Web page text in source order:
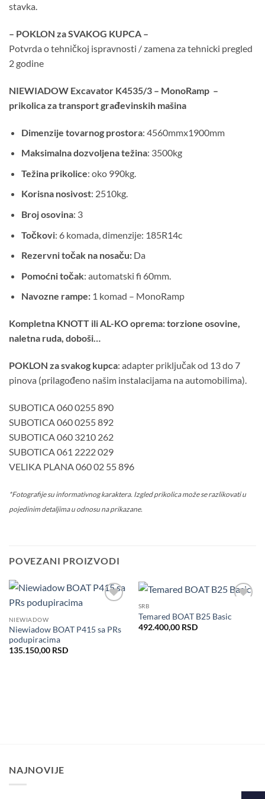
stavka.
– POKLON za SVAKOG KUPCA –
Potvrda o tehničkoj ispravnosti / zamena za tehnicki pregled
2 godine
NIEWIADOW Excavator K4535/3 – MonoRamp –
prikolica za transport građevinskih mašina
Dimenzije tovarnog prostora: 4560mmx1900mm
Maksimalna dozvoljena težina: 3500kg
Težina prikolice: oko 990kg.
Korisna nosivost: 2510kg.
Broj osovina: 3
Točkovi: 6 komada, dimenzije: 185R14c
Rezervni točak na nosaču:Da
Pomoćni točak: automatski fi 60mm.
Navozne rampe: 1 komad – MonoRamp
Kompletna KNOTT ili AL-KO oprema: torzione osovine,
naletna ruda, doboši…
POKLON za svakog kupca: adapter priključak od 13 do 7
pinova (prilagođeno našim instalacijama na automobilima).
SUBOTICA 060 0255 890
SUBOTICA 060 0255 892
SUBOTICA 060 3210 262
SUBOTICA 061 2222 029
VELIKA PLANA 060 02 55 896
*Fotografije su informativnog karaktera. Izgled prikolica može se razlikovati u
pojedinim detaljima u odnosu na prikazane.
POVEZANI PROIZVODI
želja
NIEWIADOW
Niewiadow BOAT P415 sa PRs
podupiracima
135.150,00 RSD
SRB
Temared BOAT B25 Basic
492.400,00 RSD
NAJNOVIJE